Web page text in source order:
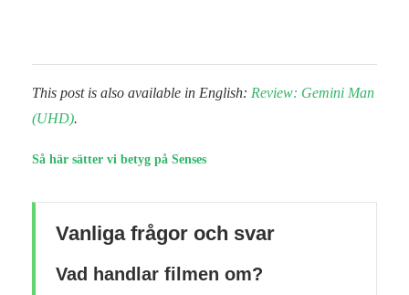
This post is also available in English: Review: Gemini Man
(UHD).
Så här sätter vi betyg på Senses
Vanliga frågor och svar
Vad handlar filmen om?